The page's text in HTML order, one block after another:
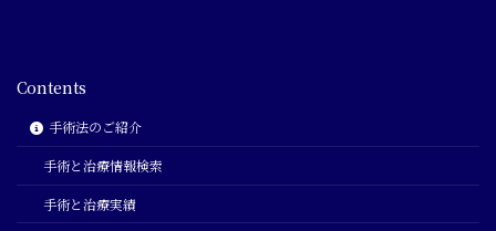
Contents
手術法のご紹介
手術と治療情報検索
手術と治療実績